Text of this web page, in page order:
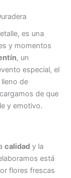
es una
y momentos
, un
especial, el
de
de que
y emotivo.
calidad y la
está
flores frescas